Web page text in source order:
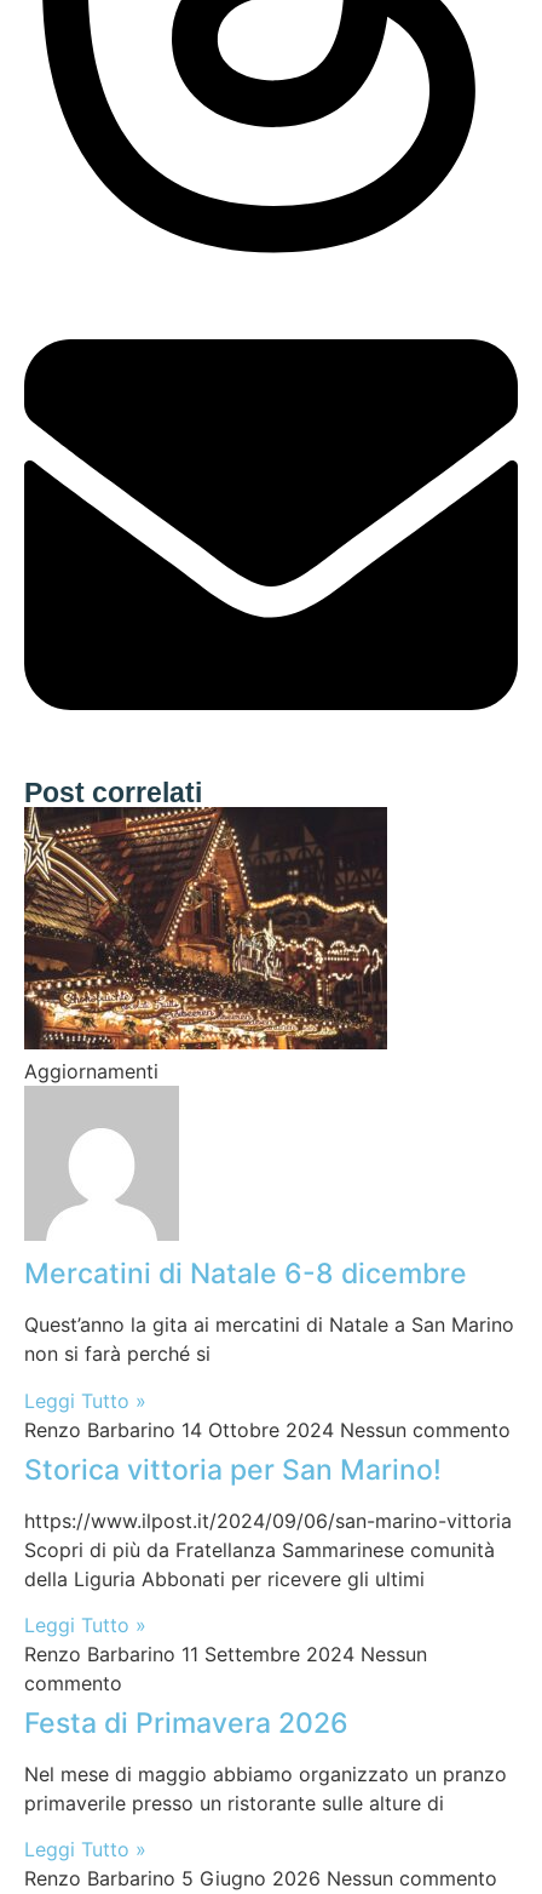
Post correlati
Aggiornamenti
Mercatini di Natale 6-8 dicembre
Quest’anno la gita ai mercatini di Natale a San Marino
non si farà perché si
Leggi Tutto »
Renzo Barbarino 14 Ottobre 2024 Nessun commento
Storica vittoria per San Marino!
https://www.ilpost.it/2024/09/06/san-marino-vittoria
Scopri di più da Fratellanza Sammarinese comunità
della Liguria Abbonati per ricevere gli ultimi
Leggi Tutto »
Renzo Barbarino 11 Settembre 2024 Nessun
commento
Festa di Primavera 2026
Nel mese di maggio abbiamo organizzato un pranzo
primaverile presso un ristorante sulle alture di
Leggi Tutto »
Renzo Barbarino 5 Giugno 2026 Nessun commento